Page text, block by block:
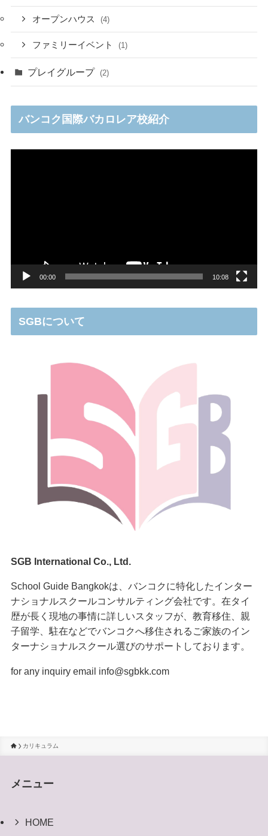
オープンハウス (4)
ファミリーイベント (1)
プレイグループ (2)
バンコク国際バカロレア校紹介
00:00 10:08
SGBについて
SGB International Co., Ltd.
School Guide Bangkokは、バンコクに特化したインター
ナショナルスクールコンサルティング会社です。在タイ
歴が長く現地の事情に詳しいスタッフが、教育移住、親
子留学、駐在などでバンコクへ移住されるご家族のイン
ターナショナルスクール選びのサポートしております。
for any inquiry email info@sgbkk.com
カリキュラム
メニュー
HOME